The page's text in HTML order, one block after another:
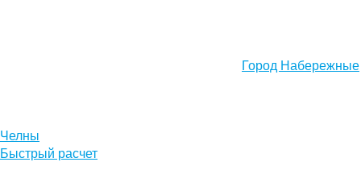
Город Набережные
Челны
Быстрый расчет